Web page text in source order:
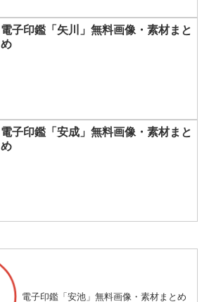
電子印鑑「矢川」無料画像・素材まと
め
電子印鑑「安成」無料画像・素材まと
め
電子印鑑「安池」無料画像・素材まとめ